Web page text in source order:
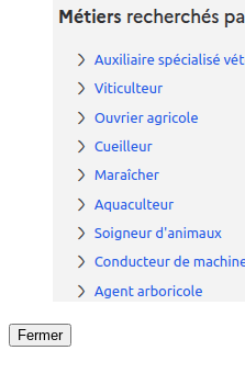
Fermer